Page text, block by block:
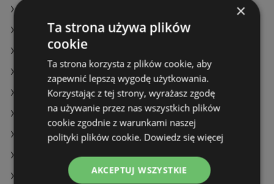
Oferty POLOmarket
Oferty Selgros
Aktualne gazetki Lidl
Aktualne gazetki Selgros
Aktualne gazetki Stokrotka
Aktualne gazetki Dealz
Aktualne gazetki Kaufland
Sklepy Netto w Międzyzdroje
×
Ta strona używa plików
cookie
Ta strona korzysta z plików cookie, aby
zapewnić lepszą wygodę użytkowania.
Korzystając z tej strony, wyrażasz zgodę
na używanie przez nas wszystkich plików
cookie zgodnie z warunkami naszej
polityki plików cookie. Dowiedz się więcej
AKCEPTUJ WSZYSTKIE